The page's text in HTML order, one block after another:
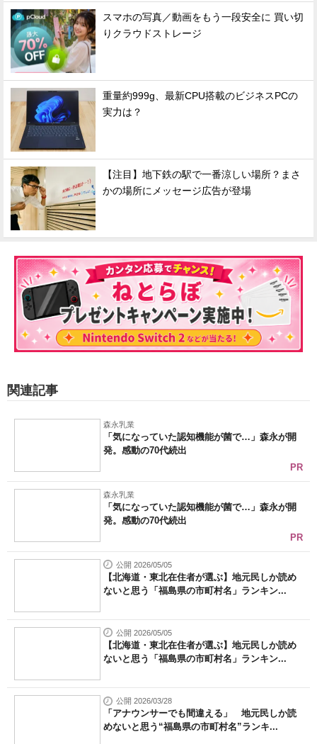
スマホの写真／動画をもう一段安全に 買い切
りクラウドストレージ
重量約999g、最新CPU搭載のビジネスPCの
実力は？
【注目】地下鉄の駅で一番涼しい場所？まさ
かの場所にメッセージ広告が登場
関連記事
森永乳業
「気になっていた認知機能が菌で…」森永が開
発。感動の70代続出
PR
森永乳業
「気になっていた認知機能が菌で…」森永が開
発。感動の70代続出
PR
公開 2026/05/05
【北海道・東北在住者が選ぶ】地元民しか読め
ないと思う「福島県の市町村名」ランキン...
公開 2026/05/05
【北海道・東北在住者が選ぶ】地元民しか読め
ないと思う「福島県の市町村名」ランキン...
公開 2026/03/28
「アナウンサーでも間違える」 地元民しか読
めないと思う“福島県の市町村名”ランキ...